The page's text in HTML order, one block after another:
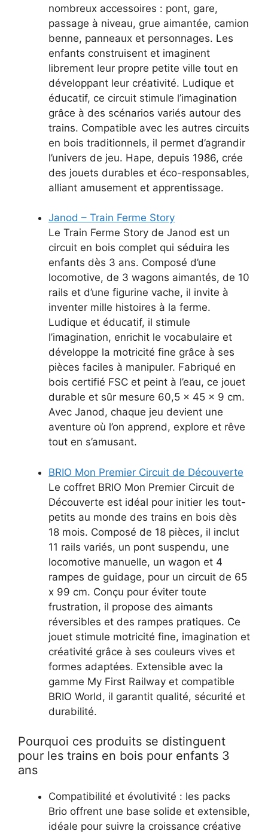
nombreux accessoires : pont, gare,
passage à niveau, grue aimantée, camion
benne, panneaux et personnages. Les
enfants construisent et imaginent
librement leur propre petite ville tout en
développant leur créativité. Ludique et
éducatif, ce circuit stimule l’imagination
grâce à des scénarios variés autour des
trains. Compatible avec les autres circuits
en bois traditionnels, il permet d’agrandir
l’univers de jeu. Hape, depuis 1986, crée
des jouets durables et éco-responsables,
alliant amusement et apprentissage.
Janod – Train Ferme Story
Le Train Ferme Story de Janod est un
circuit en bois complet qui séduira les
enfants dès 3 ans. Composé d’une
locomotive, de 3 wagons aimantés, de 10
rails et d’une figurine vache, il invite à
inventer mille histoires à la ferme.
Ludique et éducatif, il stimule
l’imagination, enrichit le vocabulaire et
développe la motricité fine grâce à ses
pièces faciles à manipuler. Fabriqué en
bois certifié FSC et peint à l’eau, ce jouet
durable et sûr mesure 60,5 x 45 x 9 cm.
Avec Janod, chaque jeu devient une
aventure où l’on apprend, explore et rêve
tout en s’amusant.
BRIO Mon Premier Circuit de Découverte
Le coffret BRIO Mon Premier Circuit de
Découverte est idéal pour initier les tout-
petits au monde des trains en bois dès
18 mois. Composé de 18 pièces, il inclut
11 rails variés, un pont suspendu, une
locomotive manuelle, un wagon et 4
rampes de guidage, pour un circuit de 65
x 99 cm. Conçu pour éviter toute
frustration, il propose des aimants
réversibles et des rampes pratiques. Ce
jouet stimule motricité fine, imagination et
créativité grâce à ses couleurs vives et
formes adaptées. Extensible avec la
gamme My First Railway et compatible
BRIO World, il garantit qualité, sécurité et
durabilité.
Pourquoi ces produits se distinguent
pour les trains en bois pour enfants 3
ans
Compatibilité et évolutivité : les packs
Brio offrent une base solide et extensible,
idéale pour suivre la croissance créative